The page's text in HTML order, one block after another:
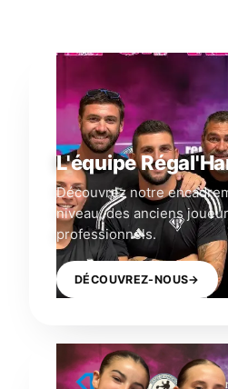
L'équipe
Découvrez notre
niveau, des anciens
professionnels.
DÉCOUVREZ-NOUS→